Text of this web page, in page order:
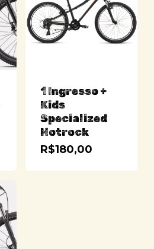
1 Ingresso +
Kids
Specialized
Hotrock
R$180,00